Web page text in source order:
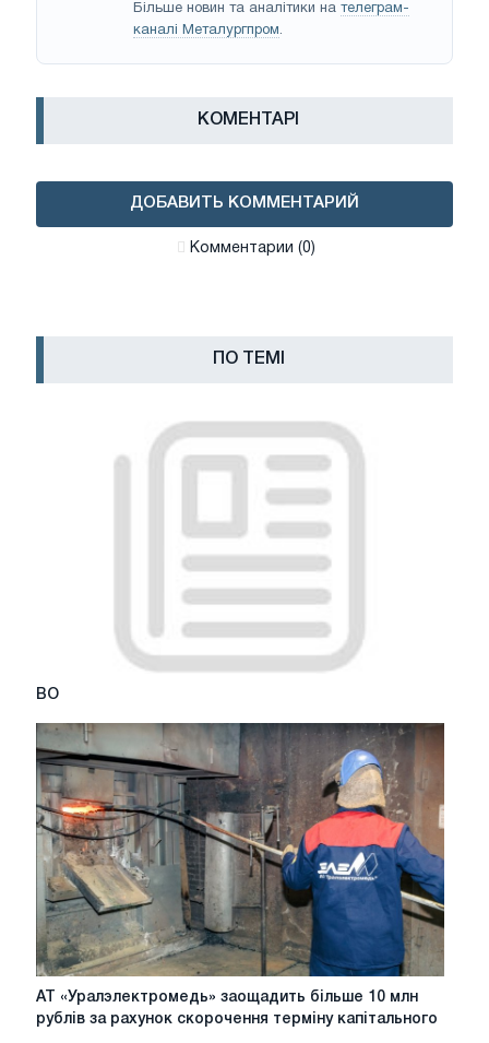
Більше новин та аналітики на телеграм-
каналі Металургпром.
КОМЕНТАРІ
ДОБАВИТЬ КОММЕНТАРИЙ
Комментарии (0)
ПО ТЕМІ
ВО
ВО
АТ
«Уралэлектромедь»
АТ «Уралэлектромедь» заощадить більше 10 млн
рублів за рахунок скорочення терміну капітального